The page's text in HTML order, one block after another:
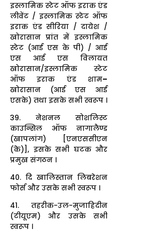
इस्लामिक स्टेट ऑफ इराक एंड
लीवेंट / इस्लामिक स्टेट ऑफ
इराक एंड सीरिया / दायेश /
खोरासान प्रांत में इस्लामिक
स्टेट (आई एस के पी) / आई
एस आई एस विलायत
खोरासान/इस्लामिक स्टेट
ऑफ इराक एंड शाम–
खोरासान (आई एस आई
एसके) तथा इसके सभी स्वरूप ।
39. नेशनल सोशलिस्ट
काउन्सिल ऑफ नागालैण्ड
(खापलांग) [एनएससीएन
(के)], इसके सभी घटक और
प्रमुख संगठन ।
40. दि खालिस्तान लिबरेशन
फोर्स और उसके सभी स्वरूप ।
41. तहरीक-उल-मुजाहिदीन
(टीयूएम) और उसके सभी
स्वरूप ।